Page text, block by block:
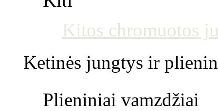
Kitos chromuotos
Ketinės jungtys ir
Plieniniai vamzdžiai